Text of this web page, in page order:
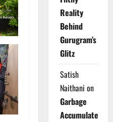
Reality
Behind
Gurugram’s
Glitz
Satish
Naithani on
Garbage
Accumulates,